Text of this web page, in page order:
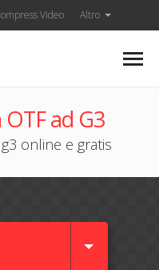
Video Altro
ad G3
online e gratis